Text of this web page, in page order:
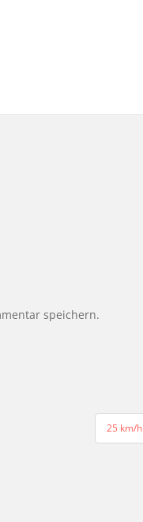
speichern.
25 km/h